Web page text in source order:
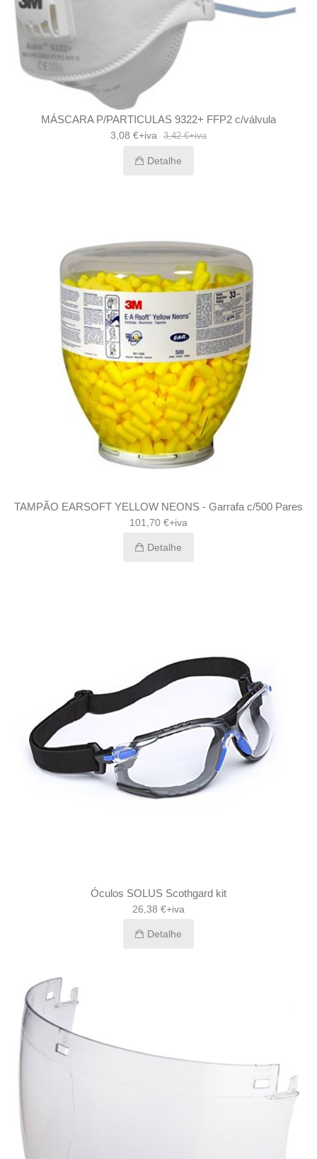
MÁSCARA P/PARTICULAS 9322+ FFP2 c/válvula
3,08 €+iva 3,42 €+iva
Detalhe
TAMPÃO EARSOFT YELLOW NEONS - Garrafa c/500 Pares
101,70 €+iva
Detalhe
Óculos SOLUS Scothgard kit
26,38 €+iva
Detalhe